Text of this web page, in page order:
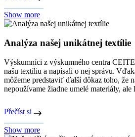
Show more
Analýza našej unikátnej textílie
Výskumníci z výskumného centra
našu textíliu a napísali o nej správu.
môžeme predstaviť ďalší dôkaz toho, že
nepoužívame žiadne umelé materiály,
Přečíst si
Show more